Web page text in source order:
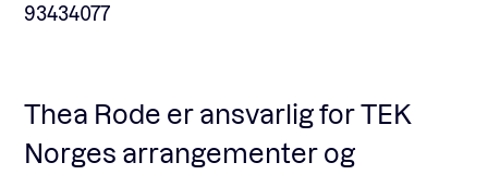
93434077
Thea Rode er ansvarlig for TEK
Norges arrangementer og